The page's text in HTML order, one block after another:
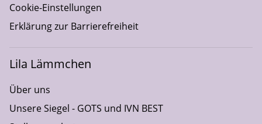
Cookie-Einstellungen
Erklärung zur Barrierefreiheit
Lila Lämmchen
Über uns
Unsere Siegel - GOTS und IVN BEST